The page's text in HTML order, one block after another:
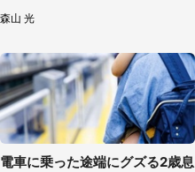
間限定展示【7／29～】
森山 光
電車に乗った途端にグズる2歳息